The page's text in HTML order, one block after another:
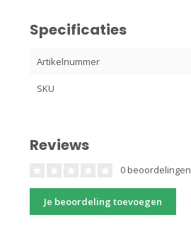
Specificaties
Artikelnummer
SKU
Reviews
0 beoordelingen
Je beoordeling toevoegen